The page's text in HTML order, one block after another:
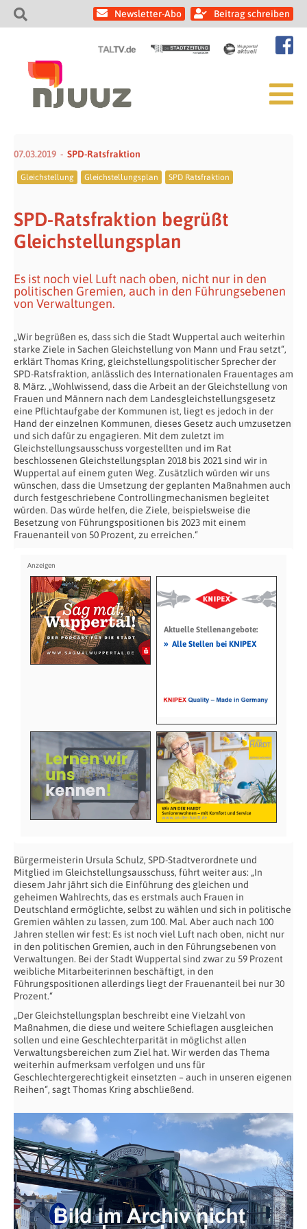
Newsletter-Abo Beitrag schreiben
07.03.2019 SPD-Ratsfraktion
Gleichstellung Gleichstellungsplan SPD Ratsfraktion
SPD-Ratsfraktion begrüßt
Gleichstellungsplan
Es ist noch viel Luft nach oben, nicht nur in den
politischen Gremien, auch in den Führungsebenen
von Verwaltungen.
„Wir begrüßen es, dass sich die Stadt Wuppertal auch weiterhin
starke Ziele in Sachen Gleichstellung von Mann und Frau setzt“,
erklärt Thomas Kring, gleichstellungspolitischer Sprecher der
SPD-Ratsfraktion, anlässlich des Internationalen Frauentages am
8. März. „Wohlwissend, dass die Arbeit an der Gleichstellung von
Frauen und Männern nach dem Landesgleichstellungsgesetz
eine Pflichtaufgabe der Kommunen ist, liegt es jedoch in der
Hand der einzelnen Kommunen, dieses Gesetz auch umzusetzen
und sich dafür zu engagieren. Mit dem zuletzt im
Gleichstellungsausschuss vorgestellten und im Rat
beschlossenen Gleichstellungsplan 2018 bis 2021 sind wir in
Wuppertal auf einem guten Weg. Zusätzlich würden wir uns
wünschen, dass die Umsetzung der geplanten Maßnahmen auch
durch festgeschriebene Controllingmechanismen begleitet
würden. Das würde helfen, die Ziele, beispielsweise die
Besetzung von Führungspositionen bis 2023 mit einem
Frauenanteil von 50 Prozent, zu erreichen.“
Aktuelle Stellenangebote:
» Alle Stellen bei KNIPEX
Bürgermeisterin Ursula Schulz, SPD-Stadtverordnete und
Mitglied im Gleichstellungsausschuss, führt weiter aus: „In
diesem Jahr jährt sich die Einführung des gleichen und
geheimen Wahlrechts, das es erstmals auch Frauen in
Deutschland ermöglichte, selbst zu wählen und sich in politische
Gremien wählen zu lassen, zum 100. Mal. Aber auch nach 100
Jahren stellen wir fest: Es ist noch viel Luft nach oben, nicht nur
in den politischen Gremien, auch in den Führungsebenen von
Verwaltungen. Bei der Stadt Wuppertal sind zwar zu 59 Prozent
weibliche Mitarbeiterinnen beschäftigt, in den
Führungspositionen allerdings liegt der Frauenanteil bei nur 30
Prozent.“
„Der Gleichstellungsplan beschreibt eine Vielzahl von
Maßnahmen, die diese und weitere Schieflagen ausgleichen
sollen und eine Geschlechterparität in möglichst allen
Verwaltungsbereichen zum Ziel hat. Wir werden das Thema
weiterhin aufmerksam verfolgen und uns für
Geschlechtergerechtigkeit einsetzten – auch in unseren eigenen
Reihen“, sagt Thomas Kring abschließend.